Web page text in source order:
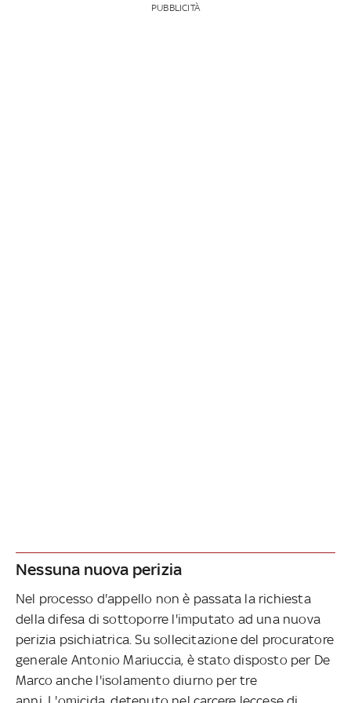
PUBBLICITÀ
Nessuna nuova perizia
Nel processo d'appello non è passata la richiesta
della difesa di sottoporre l'imputato ad una nuova
perizia psichiatrica. Su sollecitazione del procuratore
generale Antonio Mariuccia, è stato disposto per De
Marco anche l'isolamento diurno per tre